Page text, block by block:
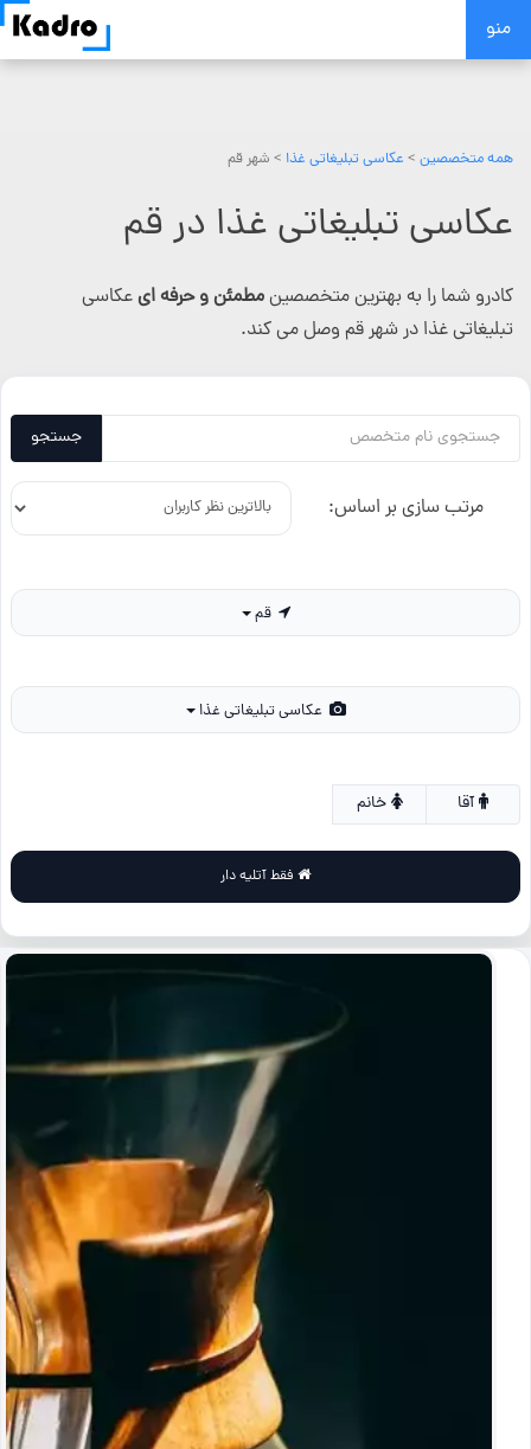
Skip
منو
همه متخصصین > عکاسی تبلیغاتی غذا > شهر قم
عکاسی تبلیغاتی غذا در قم
کادرو شما را به بهترین متخصصینمطمئن و حرفه ایعکاسی
تبلیغاتی غذا در شهر قم وصل می کند.
جستجو
مرتب سازی بر اساس:
قم
خانم